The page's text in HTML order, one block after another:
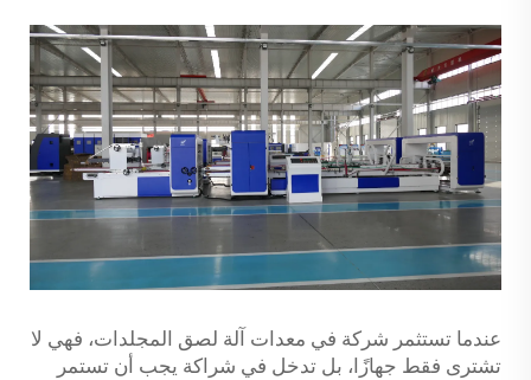
عندما تستثمر شركة في معدات آلة لصق المجلدات، فهي لا
تشترى فقط جهازًا، بل تدخل في شراكة يجب أن تستمر